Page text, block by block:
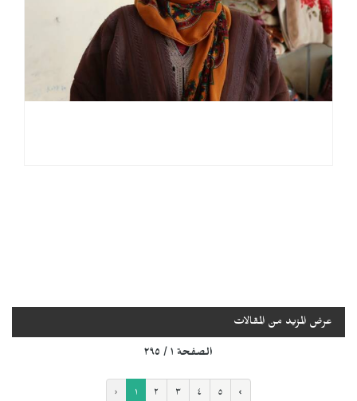
عرض المزيد من المقالات
الصفحة ١ / ٢٩٥
‹ ١ ٢ ٣ ٤ ٥ ›